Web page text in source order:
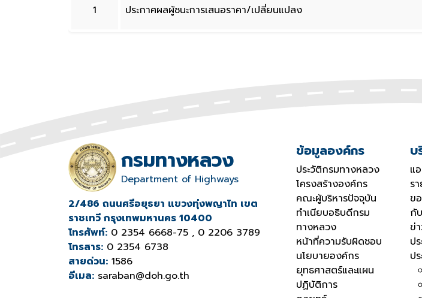
1 ประกาศผลผู้ชนะการเสนอราคา/เปลี่ยนแปลง
กรมทางหลวง
Department of Highways
2/486 ถนนศรีอยุธยา แขวงทุ่งพญาไท เขต
ราชเทวี กรุงเทพมหานคร 10400
โทรศัพท์: 0 2354 6668-75 , 0 2206 3789
โทรสาร: 0 2354 6738
สายด่วน: 1586
อีเมล: saraban@doh.go.th
ข้อมูลองค์กร
ประวัติกรมทางหลวง
โครงสร้างองค์กร
คณะผู้บริหารปัจจุบัน
ทำเนียบอธิบดีกรม
ทางหลวง
หน้าที่ความรับผิดชอบ
นโยบายองค์กร
ยุทธศาสตร์และแผน
ปฏิบัติการ
บ
แ
ร
ข
กั
ข่
ป
ป